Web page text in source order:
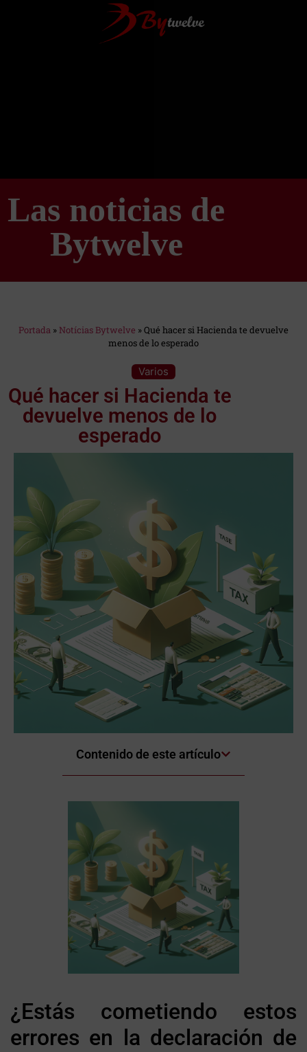
Las noticias de
Bytwelve
Portada »Notícias Bytwelve »Qué hacer si Hacienda te devuelve
menos de lo esperado
Varios
Qué hacer si Hacienda te
devuelve menos de lo
esperado
Contenido de este artículo
¿Estás cometiendo estos
errores en la declaración de